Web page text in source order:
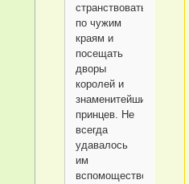
странствовать
по чужим
краям и
посещать
дворы
королей и
знаменитейших
принцев. Не
всегда
удавалось
им
вспомоществовать